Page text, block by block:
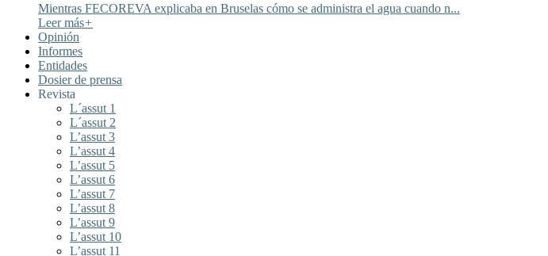
Mientras FECOREVA explicaba en Bruselas cómo se administra el agua cuando n...
Leer más+
Opinión
Informes
Entidades
Dosier de prensa
Revista
L´assut 1
L´assut 2
L’assut 3
L’assut 4
L’assut 5
L’assut 6
L’assut 7
L’assut 8
L’assut 9
L’assut 10
L’assut 11